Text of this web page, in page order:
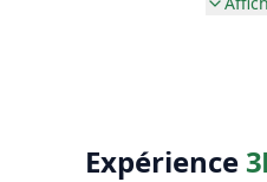
Expérience